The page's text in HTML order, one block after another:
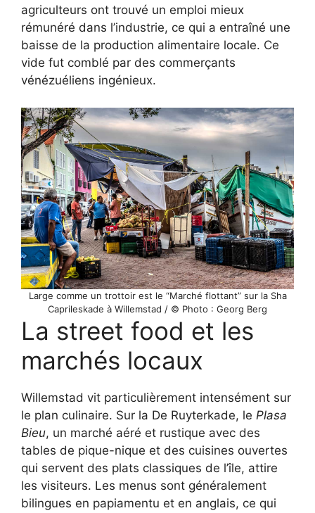
agriculteurs ont trouvé un emploi mieux
rémunéré dans l’industrie, ce qui a entraîné une
baisse de la production alimentaire locale. Ce
vide fut comblé par des commerçants
vénézuéliens ingénieux.
Large comme un trottoir est le “Marché flottant” sur la Sha
Caprileskade à Willemstad / © Photo : Georg Berg
La street food et les
marchés locaux
Willemstad vit particulièrement intensément sur
le plan culinaire. Sur la De Ruyterkade, le Plasa
Bieu, un marché aéré et rustique avec des
tables de pique-nique et des cuisines ouvertes
qui servent des plats classiques de l’île, attire
les visiteurs. Les menus sont généralement
bilingues en papiamentu et en anglais, ce qui